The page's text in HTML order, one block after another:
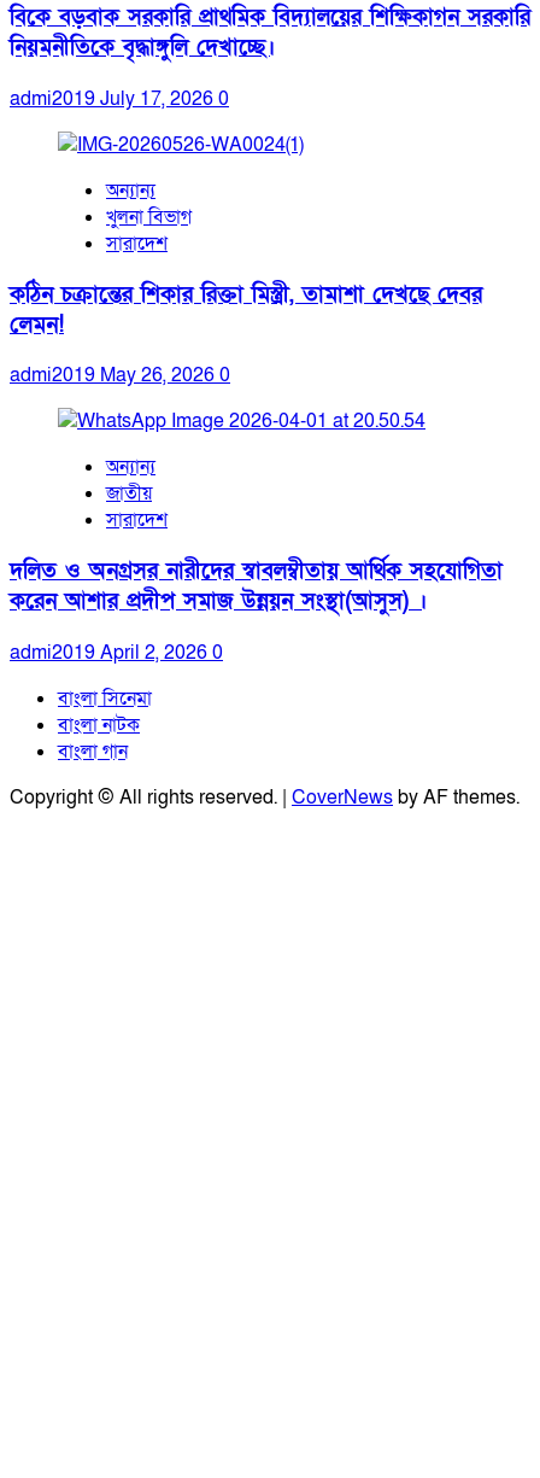
বিকে বড়বাক সরকারি প্রাথমিক বিদ্যালয়ের শিক্ষিকাগন সরকারি
নিয়মনীতিকে বৃদ্ধাঙ্গুলি দেখাচ্ছে।
admi2019July 17, 20260
অন্যান্য
খুলনা বিভাগ
সারাদেশ
কঠিন চক্রান্তের শিকার রিক্তা মিস্ত্রী, তামাশা দেখছে দেবর
লেমন!
admi2019 May 26, 20260
অন্যান্য
জাতীয়
সারাদেশ
দলিত ও অনগ্রসর নারীদের স্বাবলম্বীতায় আর্থিক সহযোগিতা
করেন আশার প্রদীপ সমাজ উন্নয়ন সংস্থা(আসুস) ।
admi2019April 2, 20260
বাংলা সিনেমা
বাংলা নাটক
বাংলা গান
Copyright © All rights reserved. | CoverNewsby AF themes.